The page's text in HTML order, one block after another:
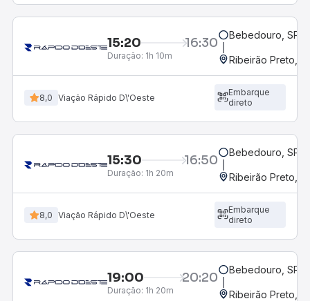
15:20 16:30
Duração: 1h 10m
Bebedouro, SP -
Ribeirão Preto,
8,0 Viação Rápido D\'Oeste
Embarque
direto
15:30 16:50
Duração: 1h 20m
Bebedouro, SP -
Ribeirão Preto,
8,0 Viação Rápido D\'Oeste
Embarque
direto
19:00 20:20
Duração: 1h 20m
Bebedouro, SP -
Ribeirão Preto,